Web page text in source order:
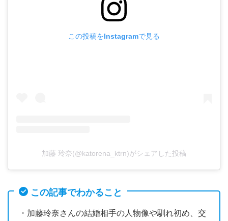
この投稿をInstagramで見る
加藤 玲奈(@katorena_ktrn)がシェアした投稿
この記事でわかること
・加藤玲奈さんの結婚相手の人物像や馴れ初め、交